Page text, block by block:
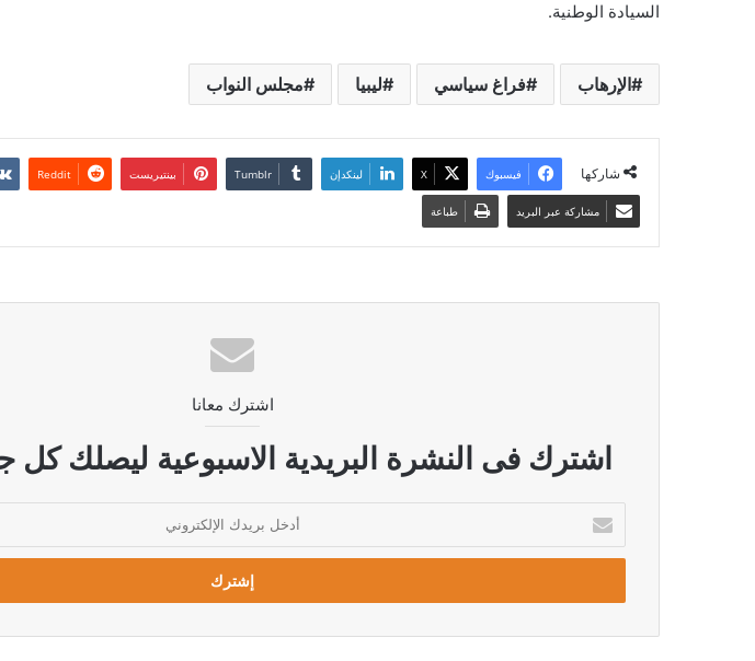
السيادة الوطنية.
الإرهاب فراغ سياسي ليبيا مجلس النواب
شاركها فيسبوك ‫X لينكدإن بينتيريست
مشاركة عبر البريد طباعة
اشترك معانا
اشترك فى النشرة البريدية الاسبوعية ليصلك كل
بريدك
الإلكتروني